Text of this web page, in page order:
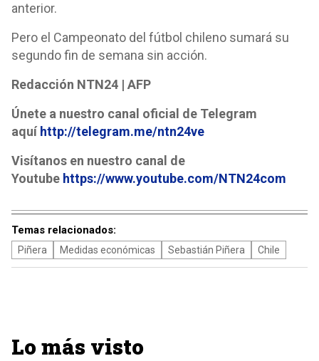
anterior.
Pero el Campeonato del fútbol chileno sumará su
segundo fin de semana sin acción.
Redacción NTN24 | AFP
Únete a nuestro canal oficial de Telegram
aquí http://telegram.me/ntn24ve
Visítanos en nuestro canal de
Youtube https://www.youtube.com/NTN24com
Temas relacionados:
Piñera Medidas económicas Sebastián Piñera Chile
Lo más visto